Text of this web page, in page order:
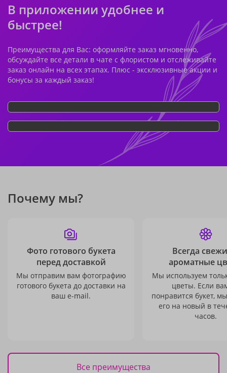
В приложении удобнее и
быстрее!
Преимущества для Вас: оформляйте заказ мгновенно,
обсуждайте все детали в чате с флористом и отслеживайте
заказ онлайн на всех этапах. Плюс - эксклюзивные акции и
бонусы за каждый заказ!
Почему мы?
Фото готового букета
перед доставкой
Мы отправим вам фотографию
готового букета до доставки на
ваш e-mail.
Всегда
ароматные
Мы используем
цветы. Если
понравится букет,
его на новый в
часов.
Все преимущества